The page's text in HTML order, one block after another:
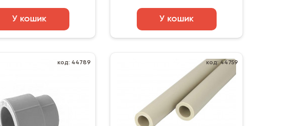
У кошик У кошик
код: 44789 код: 44759